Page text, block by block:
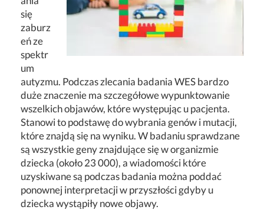
się
zaburz
eń ze
spektr
um
autyzmu. Podczas zlecania badania WES bardzo
duże znaczenie ma szczegółowe wypunktowanie
wszelkich objawów, które występując u pacjenta.
Stanowi to podstawę do wybrania genów i mutacji,
które znajdą się na wyniku. W badaniu sprawdzane
są wszystkie geny znajdujące się w organizmie
dziecka (około 23 000), a wiadomości które
uzyskiwane są podczas badania można poddać
ponownej interpretacji w przyszłości gdyby u
dziecka wystąpiły nowe objawy.